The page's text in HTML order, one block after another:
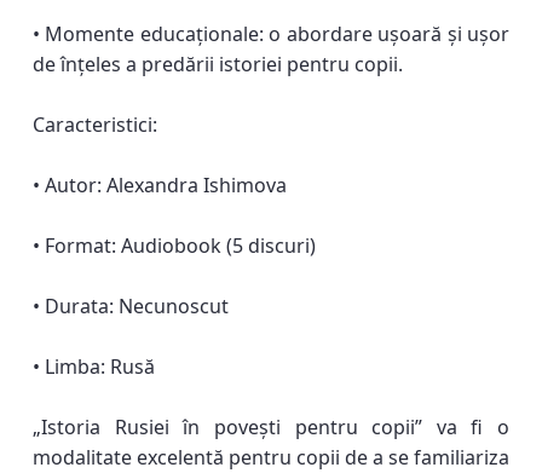
• Momente educaționale: o abordare ușoară și ușor
de înțeles a predării istoriei pentru copii.
Caracteristici:
• Autor: Alexandra Ishimova
• Format: Audiobook (5 discuri)
• Durata: Necunoscut
• Limba: Rusă
„Istoria Rusiei în povești pentru copii” va fi o
modalitate excelentă pentru copii de a se familiariza